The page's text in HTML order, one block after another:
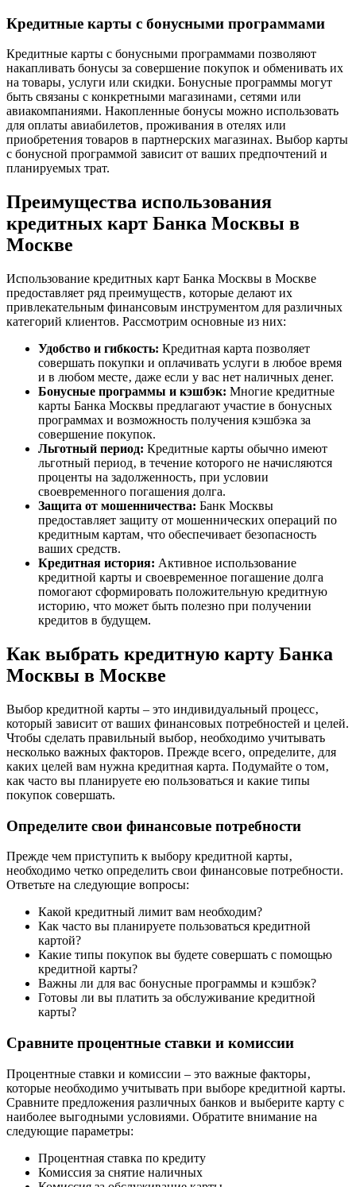
Кредитные карты с бонусными программами
Кредитные карты с бонусными программами позволяют
накапливать бонусы за совершение покупок и обменивать их
на товары‚ услуги или скидки. Бонусные программы могут
быть связаны с конкретными магазинами‚ сетями или
авиакомпаниями. Накопленные бонусы можно использовать
для оплаты авиабилетов‚ проживания в отелях или
приобретения товаров в партнерских магазинах. Выбор карты
с бонусной программой зависит от ваших предпочтений и
планируемых трат.
Преимущества использования
кредитных карт Банка Москвы в
Москве
Использование кредитных карт Банка Москвы в Москве
предоставляет ряд преимуществ‚ которые делают их
привлекательным финансовым инструментом для различных
категорий клиентов. Рассмотрим основные из них:
Удобство и гибкость: Кредитная карта позволяет
совершать покупки и оплачивать услуги в любое время
и в любом месте‚ даже если у вас нет наличных денег.
Бонусные программы и кэшбэк: Многие кредитные
карты Банка Москвы предлагают участие в бонусных
программах и возможность получения кэшбэка за
совершение покупок.
Льготный период: Кредитные карты обычно имеют
льготный период‚ в течение которого не начисляются
проценты на задолженность‚ при условии
своевременного погашения долга.
Защита от мошенничества: Банк Москвы
предоставляет защиту от мошеннических операций по
кредитным картам‚ что обеспечивает безопасность
ваших средств.
Кредитная история: Активное использование
кредитной карты и своевременное погашение долга
помогают сформировать положительную кредитную
историю‚ что может быть полезно при получении
кредитов в будущем.
Как выбрать кредитную карту Банка
Москвы в Москве
Выбор кредитной карты – это индивидуальный процесс‚
который зависит от ваших финансовых потребностей и целей.
Чтобы сделать правильный выбор‚ необходимо учитывать
несколько важных факторов. Прежде всего‚ определите‚ для
каких целей вам нужна кредитная карта. Подумайте о том‚
как часто вы планируете ею пользоваться и какие типы
покупок совершать.
Определите свои финансовые потребности
Прежде чем приступить к выбору кредитной карты‚
необходимо четко определить свои финансовые потребности.
Ответьте на следующие вопросы:
Какой кредитный лимит вам необходим?
Как часто вы планируете пользоваться кредитной
картой?
Какие типы покупок вы будете совершать с помощью
кредитной карты?
Важны ли для вас бонусные программы и кэшбэк?
Готовы ли вы платить за обслуживание кредитной
карты?
Сравните процентные ставки и комиссии
Процентные ставки и комиссии – это важные факторы‚
которые необходимо учитывать при выборе кредитной карты.
Сравните предложения различных банков и выберите карту с
наиболее выгодными условиями. Обратите внимание на
следующие параметры:
Процентная ставка по кредиту
Комиссия за снятие наличных